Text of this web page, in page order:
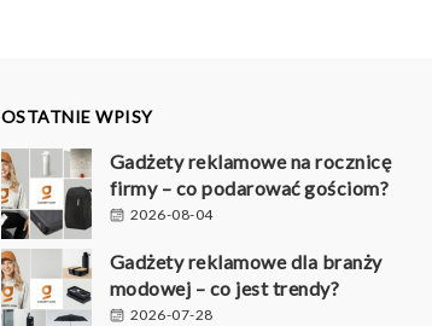
OSTATNIE WPISY
Gadżety reklamowe na rocznicę
firmy – co podarować gościom?
2026-08-04
Gadżety reklamowe dla branży
modowej – co jest trendy?
2026-07-28